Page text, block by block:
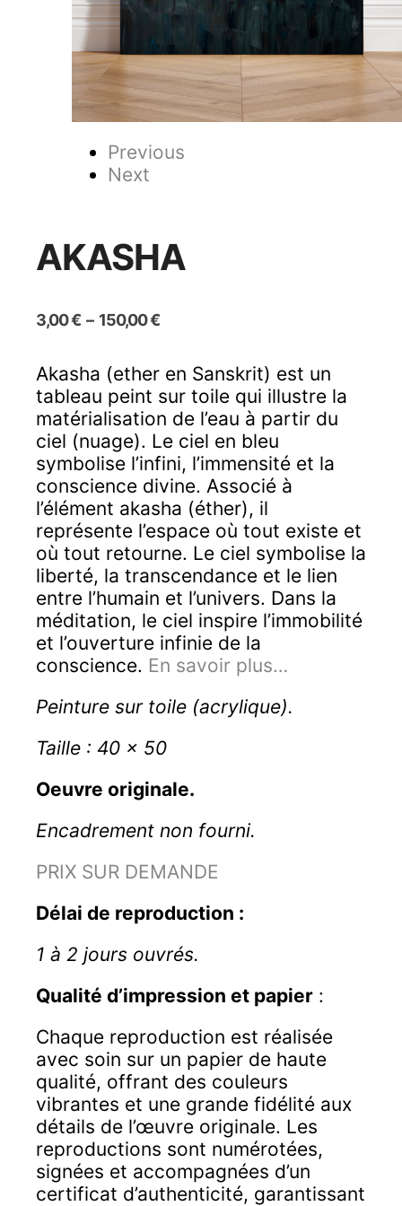
Previous
Next
AKASHA
3,00€ – 150,00€Plage
3,00 €
à
150,00 €
Akasha (ether en Sanskrit) est un
tableau peint sur toile qui illustre la
matérialisation de l’eau à partir du
ciel (nuage). Le ciel en bleu
symbolise l’infini, l’immensité et la
conscience divine. Associé à
l’élément akasha (éther), il
représente l’espace où tout existe et
où tout retourne. Le ciel symbolise la
liberté, la transcendance et le lien
entre l’humain et l’univers. Dans la
méditation, le ciel inspire l’immobilité
et l’ouverture infinie de la
conscience. En savoir plus…
Peinture sur toile (acrylique).
Taille : 40 x 50
Oeuvre originale.
Encadrement non fourni.
PRIX SUR DEMANDE
Délai de reproduction :
1 à 2 jours ouvrés.
Qualité d’impression et papier :
Chaque reproduction est réalisée
avec soin sur un papier de haute
qualité, offrant des couleurs
vibrantes et une grande fidélité aux
détails de l’œuvre originale. Les
reproductions sont numérotées,
signées et accompagnées d’un
certificat d’authenticité, garantissant